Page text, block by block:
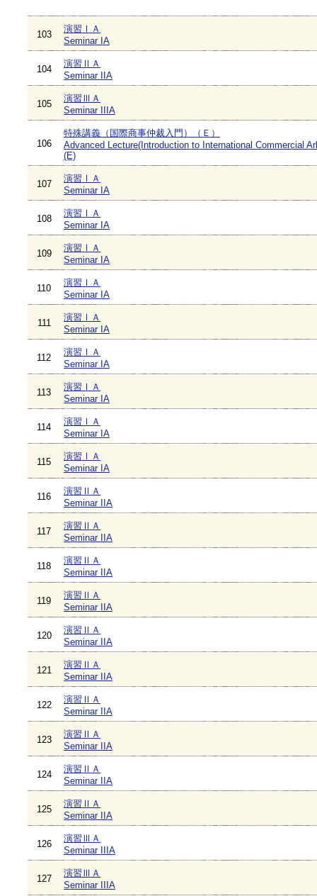
103
演習ⅠＡ
Seminar IA
104
演習ⅡＡ
Seminar IIA
105
演習ⅢＡ
Seminar IIIA
106
特殊講義（国際商事仲裁入門）（Ｅ）
Advanced Lecture(Introduction to International Commercial
(E)
107
演習ⅠＡ
Seminar IA
108
演習ⅠＡ
Seminar IA
109
演習ⅠＡ
Seminar IA
110
演習ⅠＡ
Seminar IA
111
演習ⅠＡ
Seminar IA
112
演習ⅠＡ
Seminar IA
113
演習ⅠＡ
Seminar IA
114
演習ⅠＡ
Seminar IA
115
演習ⅠＡ
Seminar IA
116
演習ⅡＡ
Seminar IIA
117
演習ⅡＡ
Seminar IIA
118
演習ⅡＡ
Seminar IIA
119
演習ⅡＡ
Seminar IIA
120
演習ⅡＡ
Seminar IIA
121
演習ⅡＡ
Seminar IIA
122
演習ⅡＡ
Seminar IIA
123
演習ⅡＡ
Seminar IIA
124
演習ⅡＡ
Seminar IIA
125
演習ⅡＡ
Seminar IIA
126
演習ⅢＡ
Seminar IIIA
127
演習ⅢＡ
Seminar IIIA